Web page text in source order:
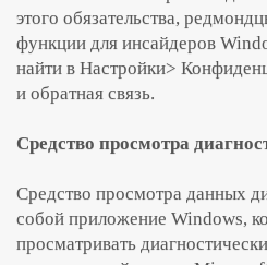
этого обязательства,
функции для инсайдеров
найти в Настройки>
и обратная связь.
Средство просмотра
Средство просмотра данных
собой приложение Windows,
просматривать